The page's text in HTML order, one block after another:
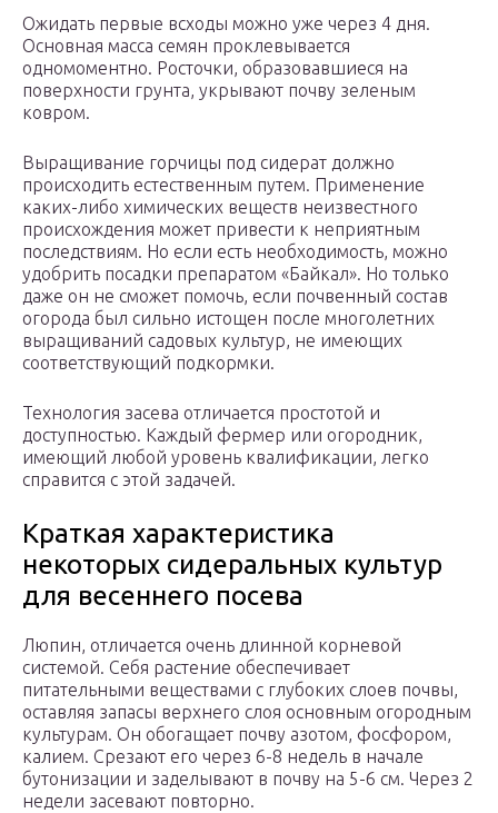
Ожидать первые всходы можно уже через 4 дня.
Основная масса семян проклевывается
одномоментно. Росточки, образовавшиеся на
поверхности грунта, укрывают почву зеленым
ковром.
Выращивание горчицы под сидерат должно
происходить естественным путем. Применение
каких-либо химических веществ неизвестного
происхождения может привести к неприятным
последствиям. Но если есть необходимость, можно
удобрить посадки препаратом «Байкал». Но только
даже он не сможет помочь, если почвенный состав
огорода был сильно истощен после многолетних
выращиваний садовых культур, не имеющих
соответствующий подкормки.
Технология засева отличается простотой и
доступностью. Каждый фермер или огородник,
имеющий любой уровень квалификации, легко
справится с этой задачей.
Краткая характеристика
некоторых сидеральных культур
для весеннего посева
Люпин, отличается очень длинной корневой
системой. Себя растение обеспечивает
питательными веществами с глубоких слоев почвы,
оставляя запасы верхнего слоя основным огородным
культурам. Он обогащает почву азотом, фосфором,
калием. Срезают его через 6-8 недель в начале
бутонизации и заделывают в почву на 5-6 см. Через 2
недели засевают повторно.